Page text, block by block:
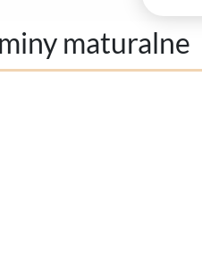
maturalne